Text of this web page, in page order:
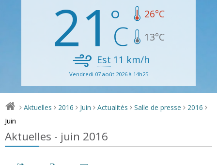
21 26°C
13°C
Est 11 km/h
Vendredi 07 août 2026 à 14h25
> Aktuelles > 2016 > Juin > Actualités > Salle de presse > 2016 >
Juin
Aktuelles - juin 2016